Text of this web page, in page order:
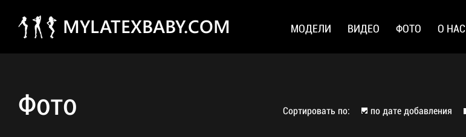
MYLATEXBABY.COM МОДЕЛИ ВИДЕО ФОТО О НАС
Фото Сортировать по: по дате добавления